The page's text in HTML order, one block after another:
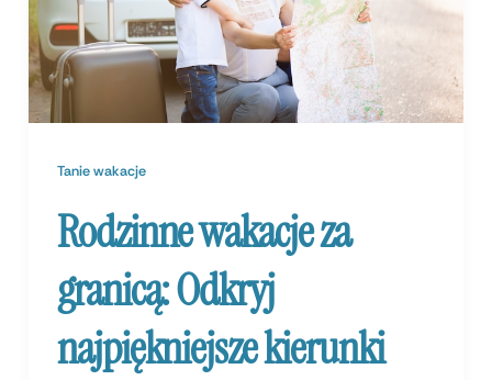
Tanie wakacje
Rodzinne wakacje za
granicą: Odkryj
najpiękniejsze kierunki